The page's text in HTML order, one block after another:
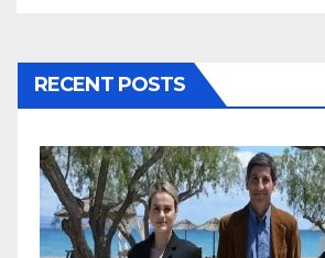
RECENT POSTS